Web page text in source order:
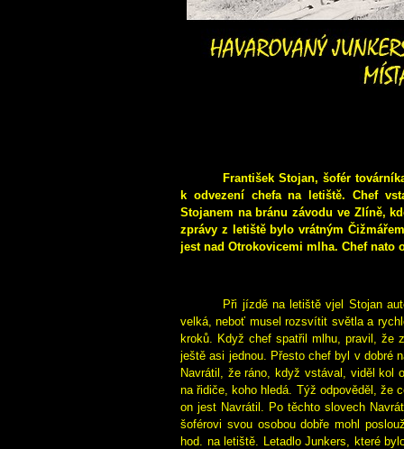
František Stojan, šofér
k odvezení chefa na letiště. Chef
Stojanem na bránu závodu ve Zlíně,
zprávy z letiště bylo vrátným
jest nad Otrokovicemi mlha. Chef nato
Při jízdě na letiště vjel Stojan
velká, neboť musel rozsvítit světla a
kroků. Když chef spatřil mlhu, pravil, že
ještě asi jednou. Přesto chef byl v dobré
Navrátil, že ráno, když vstával, viděl kol
na řidiče, koho hledá. Týž odpověděl, že
on jest Navrátil. Po těchto slovech
šoférovi svou osobou dobře mohl
hod. na letiště. Letadlo Junkers, které